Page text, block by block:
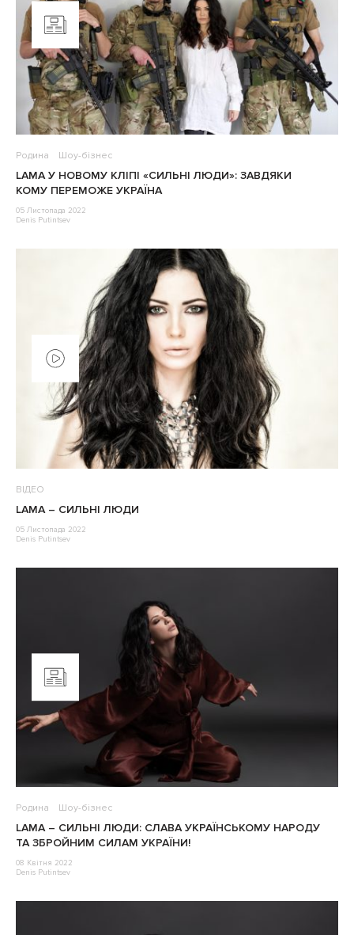
Родина Шоу-бізнес
LAMA У НОВОМУ КЛІПІ «СИЛЬНІ ЛЮДИ»: ЗАВДЯКИ
КОМУ ПЕРЕМОЖЕ УКРАЇНА
05 Листопада 2022
Denis Putintsev
ВІДЕО
LAMA – СИЛЬНІ ЛЮДИ
05 Листопада 2022
Denis Putintsev
Родина Шоу-бізнес
LAMA – СИЛЬНІ ЛЮДИ: СЛАВА УКРАЇНСЬКОМУ НАРОДУ
ТА ЗБРОЙНИМ СИЛАМ УКРАЇНИ!
08 Квітня 2022
Denis Putintsev